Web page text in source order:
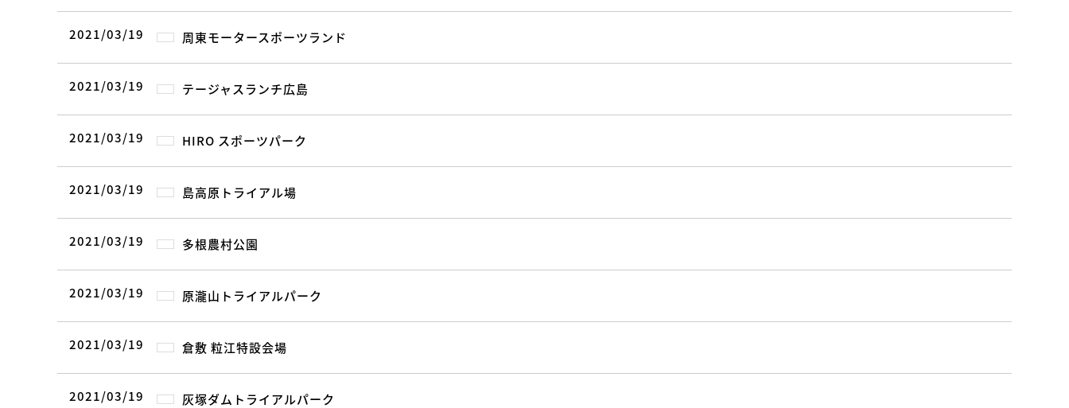
2021/03/19 周東モータースポーツランド
2021/03/19 テージャスランチ広島
2021/03/19 HIRO スポーツパーク
2021/03/19 島高原トライアル場
2021/03/19 多根農村公園
2021/03/19 原瀧山トライアルパーク
2021/03/19 倉敷 粒江特設会場
2021/03/19 灰塚ダムトライアルパーク